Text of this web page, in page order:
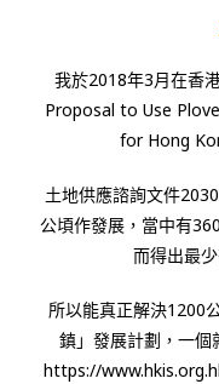
我於2018年3月在香
Proposal to Use
for Hong
土地供應諮詢文件
公頃作發展，當中有
而得出最
所以能真正解決1200
鎮」發展計劃，一個
https://